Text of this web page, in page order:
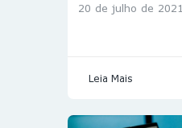
20 de julho de 2021
Leia Mais